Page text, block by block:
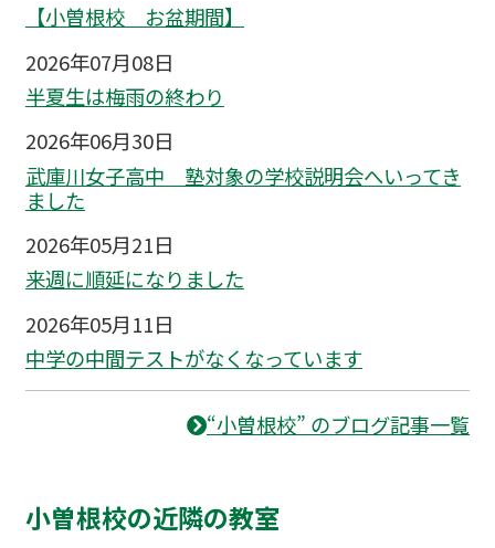
【小曽根校 お盆期間】
2026年07月08日
半夏生は梅雨の終わり
2026年06月30日
武庫川女子高中 塾対象の学校説明会へいってき
ました
2026年05月21日
来週に順延になりました
2026年05月11日
中学の中間テストがなくなっています
“小曽根校” のブログ記事一覧
小曽根校の近隣の教室